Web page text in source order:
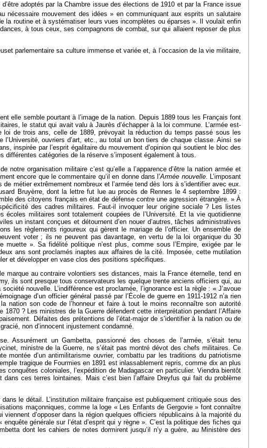
adoptés par la Chambre issue des élections de 1910 et par la France issue
nécessaire mouvement des idées » en communiquant aux esprits un salutaire
la routine et à systématiser leurs vues incomplètes ou éparses ». Il voulait enfin
à tous ceux, ses compagnons de combat, sur qui allaient reposer de plus
parlementaire sa culture immense et variée et, à l’occasion de la vie militaire,
elle semble pourtant à l’image de la nation. Depuis 1889 tous les Français font
le statut qui avait valu à Jaurès d’échapper à la loi commune. L’armée est-
de trois ans, celle de 1889, prévoyait la réduction du temps passé sous les
ouvriers d’art, etc., au total un bon tiers de chaque classe. Ainsi se
inspirée par l’esprit égalitaire du mouvement d’opinion qui soutient le bloc des
catégories de la réserve s’imposent également à tous.
organisation militaire c’est qu’elle a l’apparence d’être la nation armée et
encore que le commentaire qu’il en donne dans l’Armée nouvelle. L’imposant
métier extrêmement nombreux et l’armée tend dès lors à s’identifier avec eux.
Bruyèrre, dont la lettre fut lue au procès de Rennes le 4 septembre 1899 :
des citoyens français en état de défense contre une agression étrangère. » À
des cadres militaires. Faut-il invoquer leur origine sociale ? Les listes
militaires sont totalement coupées de l’Université. Et la vie quotidienne
un instant conçues et détournent d’en nouer d’autres, tâches administratives
les règlements rigoureux qui gèrent le mariage de l’officier. Un ensemble de
voter ; ils ne peuvent pas davantage, en vertu de la loi organique du 30
». Sa fidélité politique n’est plus, comme sous l’Empire, exigée par le
ans sont proclamés inaptes aux affaires de la cité. Imposée, cette mutilation
et développer en vase clos des positions spécifiques.
marque au contraire volontiers ses distances, mais la France éternelle, tend en
ils sont presque tous conservateurs les quelque trente anciens officiers qui, au
nouvelle. L’indifférence est proclamée, l’ignorance est la règle : « J’avoue
d’un officier général passé par l’École de guerre en 1911-1912 n’a rien
nation son code de l’honneur et faire à tout le moins reconnaître son autorité
? Les ministres de la Guerre défendent cette interprétation pendant l’Affaire
Défaites des prétentions de l’état-major de s’identifier à la nation ou de
non d’innocent injustement condamné.
un Gambetta, passionné des choses de l’armée, s’était tenu
ministre de la Guerre, ne s’était pas montré dévot des chefs militaires. Ce
montée d’un antimilitarisme ouvrier, combattu par les traditions du patriotisme
tragique de Fourmies en 1891 est inlassablement repris, comme dix an plus
coloniales, l’expédition de Madagascar en particulier. Viendra bientôt
ces terres lointaines. Mais c’est bien l’affaire Dreyfus qui fait du problème
le détail. L’institution militaire française est publiquement critiquée sous des
maçonniques, comme la loge « Les Enfants de Gergovie » font connaître
d’opposer dans la région quelques officiers républicains à la majorité du
générale sur l’état d’esprit qui y règne ». C’est la politique des fiches qui
dont les cahiers de notes dormirent jusqu’il n’y a guère, au Ministère des